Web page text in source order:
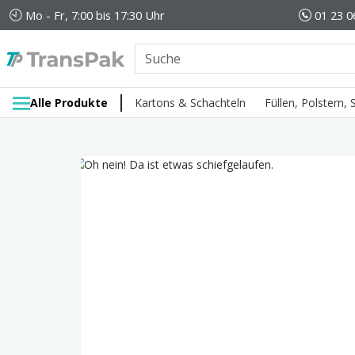
Mo - Fr, 7:00 bis 17:30 Uhr 01 23
Alle Produkte Kartons & Schachteln Füllen, Polstern,